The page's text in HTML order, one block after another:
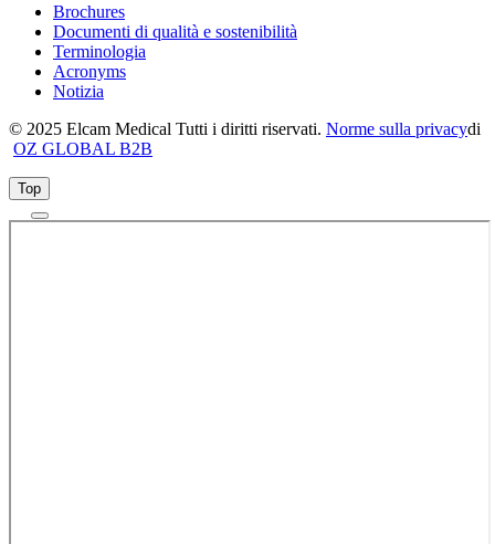
Brochures
Documenti di qualità e sostenibilità
Terminologia
Acronyms
Notizia
© 2025 Elcam Medical Tutti i diritti riservati. Norme sulla privacydi
OZ GLOBAL B2B
Top